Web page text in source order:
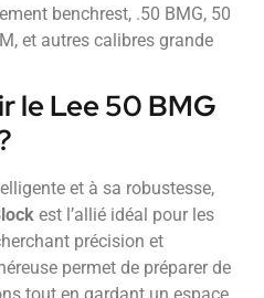
benchrest, .50 BMG, 50
et autres calibres grande
le Lee 50 BMG
et à sa robustesse,
est l’allié idéal pour les
précision et
permet de préparer de